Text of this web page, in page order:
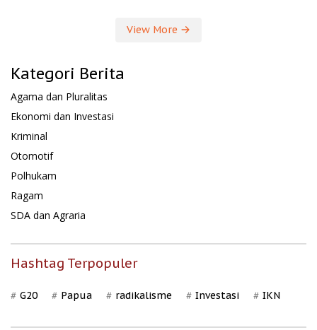
View More
Kategori Berita
Agama dan Pluralitas
Ekonomi dan Investasi
Kriminal
Otomotif
Polhukam
Ragam
SDA dan Agraria
Hashtag Terpopuler
G20 Papua radikalisme Investasi IKN